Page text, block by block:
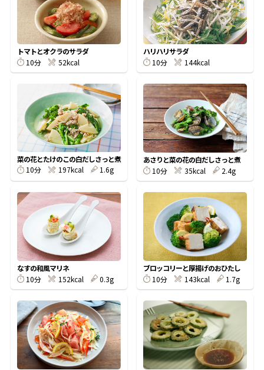
新鮮一番 『氷熟®』
『踊り節』
鰹節屋の
だしパック
かつおだしが決め手！簡単茶碗蒸し
トマトとオクラのサラダ
10分
52kcal
ハリハリサラダ
10分
144kcal
菜の花とたけのこの白だしさっと煮
10分
197kcal 1.6g
あさりと菜の花の白だしさっと煮
10分
35kcal 2.4g
なすの和風マリネ
10分
152kcal 0.3g
ブロッコリーと厚揚げのおひたし
10分
143kcal 1.7g